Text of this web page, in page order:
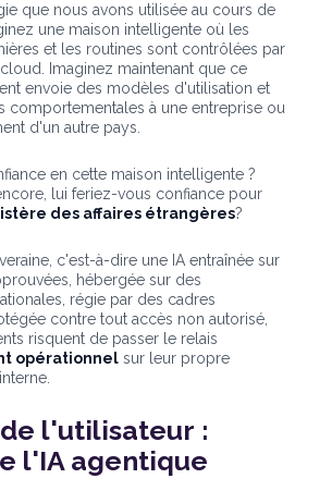
que nous avons utilisée au cours de
une maison intelligente où les
et les routines sont contrôlées par
Imaginez maintenant que ce
envoie des modèles d'utilisation et
comportementales à une entreprise ou
d'un autre pays.
en cette maison intelligente ?
lui feriez-vous confiance pour
des affaires étrangères?
c'est-à-dire une IA entraînée sur
hébergée sur des
régie par des cadres
contre tout accès non autorisé,
risquent de passer le relais
opérationnel sur leur propre
l'utilisateur :
l'IA agentique